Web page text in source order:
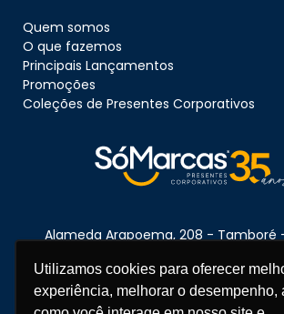
Utilizamos cookies para oferecer
experiência, melhorar o desempenho,
Quem somos
O que fazemos
Principais Lançamentos
Promoções
Coleções de Presentes Corporativos
Alameda Arapoema, 208 - Tamboré
06460-080